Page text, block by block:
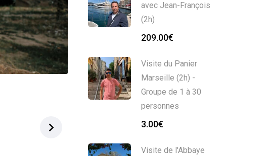
avec Jean-François
(2h)
209.00€
Visite du Panier
Marseille (2h) -
Groupe de 1 à 30
personnes
3.00€
Visite de l'Abbaye